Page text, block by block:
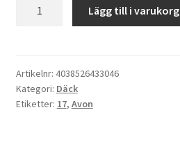
(69W)
TL
AV76
Lägg till i varukorg
Artikelnr: 4038526433046
Kategori: Däck
Etiketter: 17, Avon